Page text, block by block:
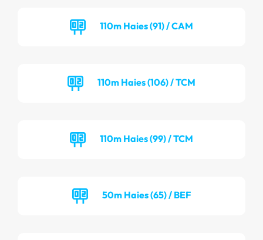
110m Haies (91) / CAM
110m Haies (106) / TCM
110m Haies (99) / TCM
50m Haies (65) / BEF